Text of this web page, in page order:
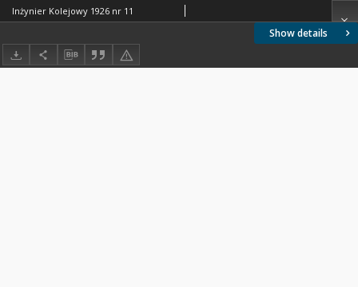
Show details
Inżynier Kolejowy 1926 nr 11